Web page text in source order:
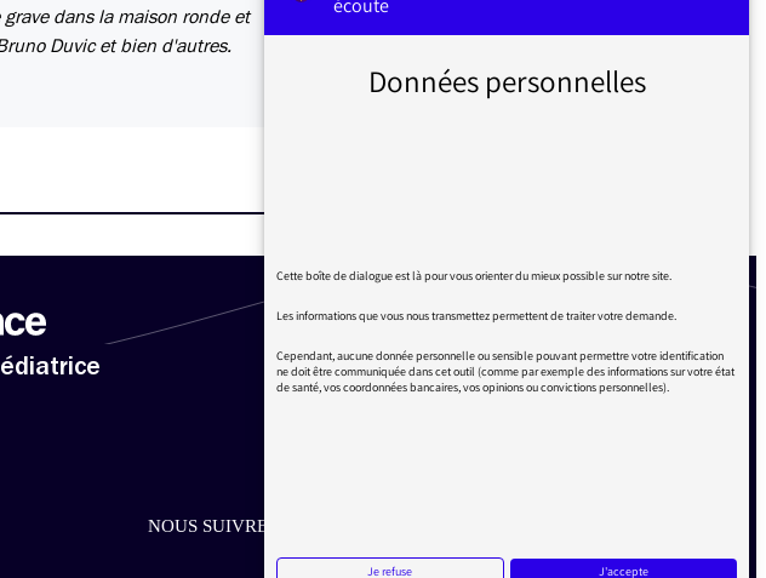
dans la maison ronde et
Duvic et bien d'autres.
NOUS SUIVRE SUR LES RÉSEAUX
écoute
Données personnelles
Cette boîte de dialogue est là pour vous orienter du mieux possible sur notre site.
Les informations que vous nous transmettez permettent de traiter votre demande.
Cependant, aucune donnée personnelle ou sensible pouvant permettre votre identification
ne doit être communiquée dans cet outil (comme par exemple des informations sur votre état
de santé, vos coordonnées bancaires, vos opinions ou convictions personnelles).
Je refuse J'accepte